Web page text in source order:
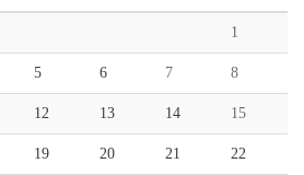
1
5 6 7 8
12 13 14 15
19 20 21 22